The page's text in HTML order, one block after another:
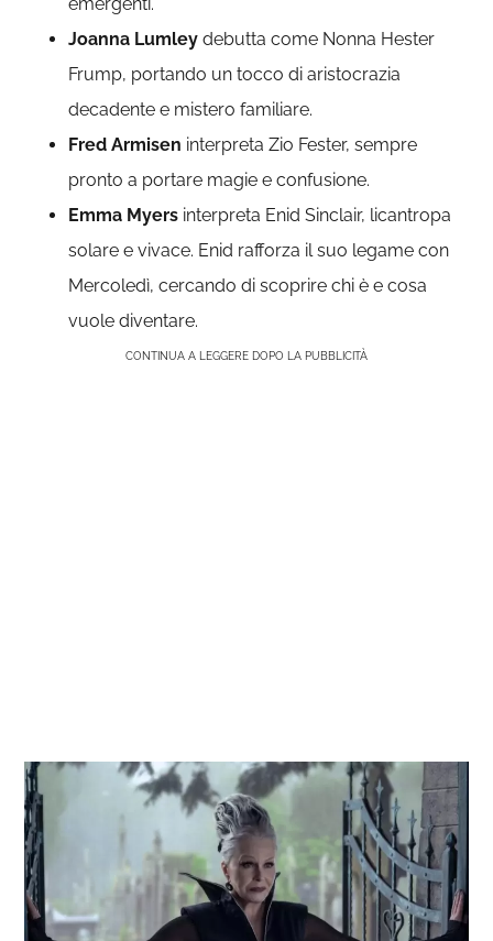
Joanna Lumleydebutta come Nonna Hester
Frump, portando un tocco di aristocrazia
decadente e mistero familiare.
Fred Armisen interpreta Zio Fester, sempre
pronto a portare magie e confusione.
Emma Myers interpreta Enid Sinclair, licantropa
solare e vivace. Enid rafforza il suo legame con
Mercoledì, cercando di scoprire chi è e cosa
vuole diventare.
CONTINUA A LEGGERE DOPO LA PUBBLICITÀ